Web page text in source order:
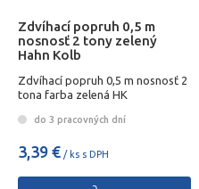
Zdvíhací popruh 0,5 m
nosnosť 2 tony zelený
Hahn Kolb
Zdvíhací popruh 0,5 m nosnosť 2
tona farba zelená HK
do 3 pracovných dní
3,39 € / ks s DPH